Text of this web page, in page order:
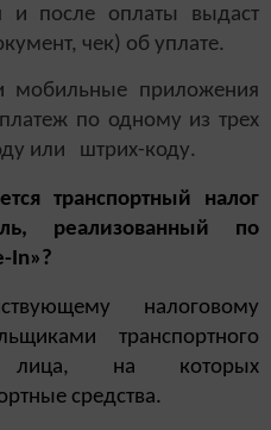
и после оплаты выдаст
чек) об уплате.
мобильные приложения
по одному из трех
или штрих-коду.
транспортный налог
реализованный по
In»?
налоговому
транспортного
лица, на которых
средства.